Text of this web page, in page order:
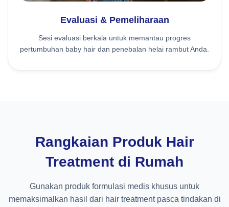
Evaluasi & Pemeliharaan
Sesi evaluasi berkala untuk memantau progres
pertumbuhan baby hair dan penebalan helai rambut Anda.
Rangkaian Produk Hair
Treatment di Rumah
Gunakan produk formulasi medis khusus untuk
memaksimalkan hasil dari hair treatment pasca tindakan di